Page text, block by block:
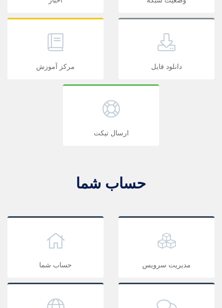
مرکز آموزش دانلود فایل
ارسال تیکت
حساب شما
حساب شما مدیریت سرویس